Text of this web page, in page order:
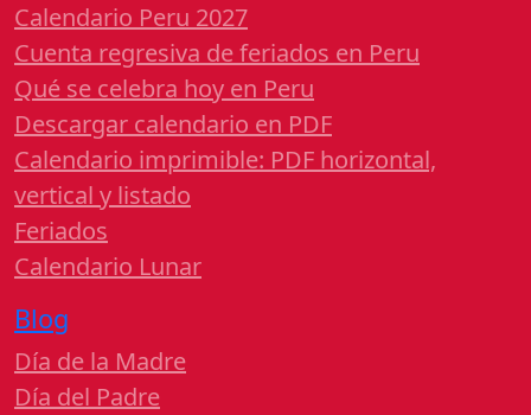
Calendario Peru 2027
Cuenta regresiva de feriados en Peru
Qué se celebra hoy en Peru
Descargar calendario en PDF
Calendario imprimible: PDF horizontal,
vertical y listado
Feriados
Calendario Lunar
Blog
Día de la Madre
Día del Padre